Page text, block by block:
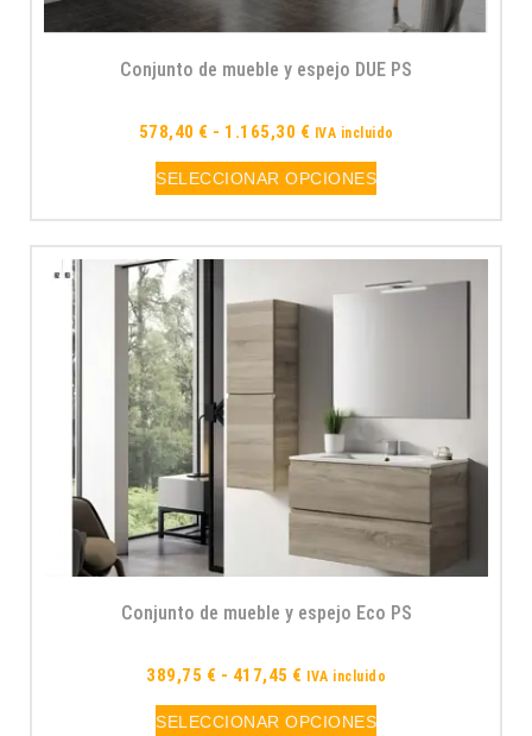
Conjunto de mueble y espejo DUE PS
578,40 € - 1.165,30 € IVA incluido
SELECCIONAR OPCIONES
Conjunto de mueble y espejo Eco PS
389,75 € - 417,45 € IVA incluido
SELECCIONAR OPCIONES